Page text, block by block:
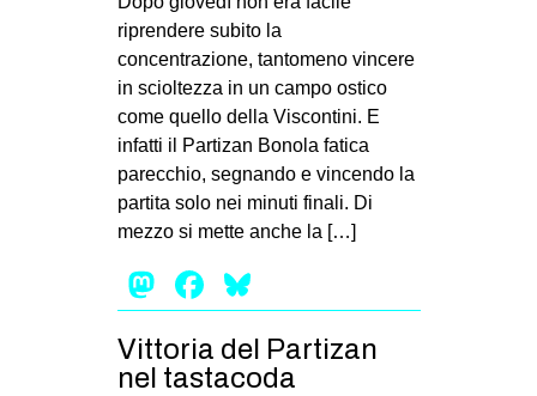
SPORT POPOLARE
MOVIMENTI
AMBIENTE
ANTIFASCISMO
DIRITTO ALL’ABITARE
MIGRAZIONI
REPRESSIONE
riprendere subito la
concentrazione, tantomeno vincere
in scioltezza in un campo ostico
come quello della Viscontini. E
infatti il Partizan Bonola fatica
parecchio, segnando e vincendo la
partita solo nei minuti finali. Di
mezzo si mette anche la […]
Mastodon
Facebook
Vittoria del Partizan
nel tastacoda